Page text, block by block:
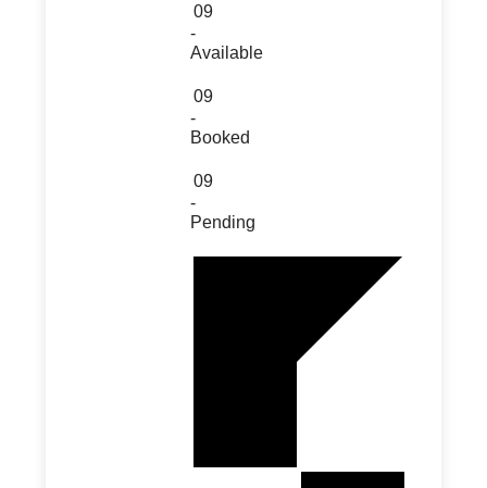
09
-
Available
09
-
Booked
09
-
Pending